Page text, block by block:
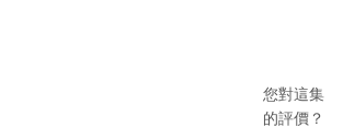
您對這集
的評價？